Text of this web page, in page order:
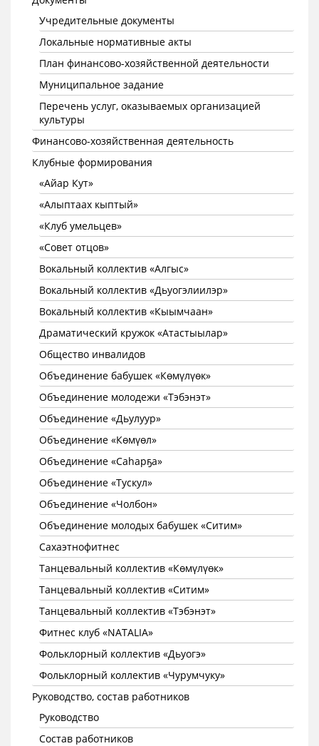
Учредительные документы
Локальные нормативные акты
План финансово-хозяйственной деятельности
Муниципальное задание
Перечень услуг, оказываемых организацией
культуры
Финансово-хозяйственная деятельность
Клубные формирования
«Айар Кут»
«Алыптаах кыптый»
«Клуб умельцев»
«Совет отцов»
Вокальный коллектив «Алгыс»
Вокальный коллектив «Дьуогэлиилэр»
Вокальный коллектив «Кыымчаан»
Драматический кружок «Атастыылар»
Общество инвалидов
Объединение бабушек «Көмүлүөк»
Объединение молодежи «Тэбэнэт»
Объединение «Дьулуур»
Объединение «Көмүөл»
Объединение «Саhарҕа»
Объединение «Тускул»
Объединение «Чолбон»
Объединение молодых бабушек «Ситим»
Сахаэтнофитнес
Танцевальный коллектив «Көмүлүөк»
Танцевальный коллектив «Ситим»
Танцевальный коллектив «Тэбэнэт»
Фитнес клуб «NATALIA»
Фольклорный коллектив «Дьуогэ»
Фольклорный коллектив «Чурумчуку»
Руководство, состав работников
Руководство
Состав работников